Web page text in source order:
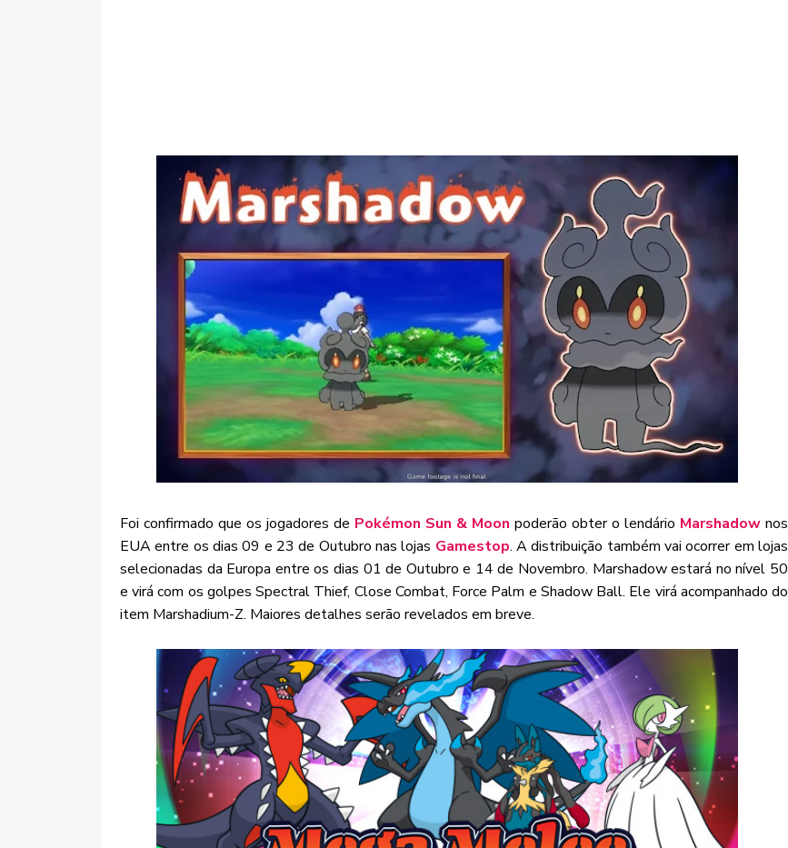
Foi confirmado que os jogadores de Pokémon Sun & Moon poderão obter o lendário Marshadow nos
EUA entre os dias 09 e 23 de Outubro nas lojas Gamestop. A distribuição também vai ocorrer em lojas
selecionadas da Europa entre os dias 01 de Outubro e 14 de Novembro. Marshadow estará no nível 50
e virá com os golpes Spectral Thief, Close Combat, Force Palm e Shadow Ball. Ele virá acompanhado do
item Marshadium-Z. Maiores detalhes serão revelados em breve.